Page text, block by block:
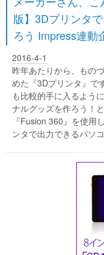
版】3Dプリンタ
ろう Impress連動
2016-4-1
昨年あたりから、もの
めた『3Dプリンタ』で
も比較的手に入るよう
ナルグッズを作ろう！
『Fusion 360』を使用
ンタで出力できるパソ